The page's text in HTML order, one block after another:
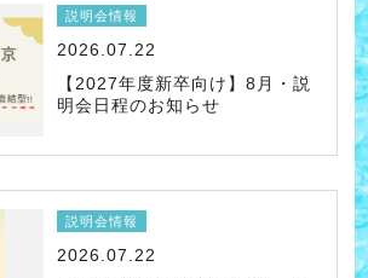
説明会情報
2026.07.22
【2027年度新卒向け】8月・説
明会日程のお知らせ
説明会情報
2026.07.22